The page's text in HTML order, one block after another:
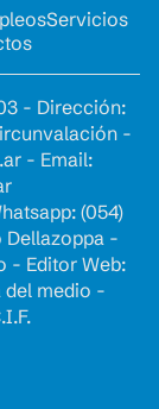
Servicios
- Dirección:
-
- Email:
(054)
Dellazoppa -
- Editor Web:
del medio -